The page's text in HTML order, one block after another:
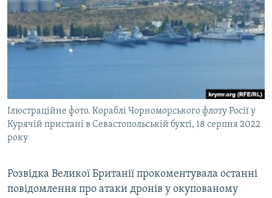
СПЕЦПРОЕКТИ
ДЕПОРТАЦІЯ
ВІДЕОУРОКИ «ELIFBE»
ІНФОГРАФІКА
ЯК ОБІЙТИ БЛОКУВАННЯ
ДОЛУЧАЙСЯ!
Усі сайти RFE/RL
Ілюстраційне фото. Кораблі Чорноморського флоту Росії у
Курячій пристані в Севастопольській бухті, 18 серпня 2022
року
Розвідка Великої Британії прокоментувала останні
повідомлення про атаки дронів у окупованому